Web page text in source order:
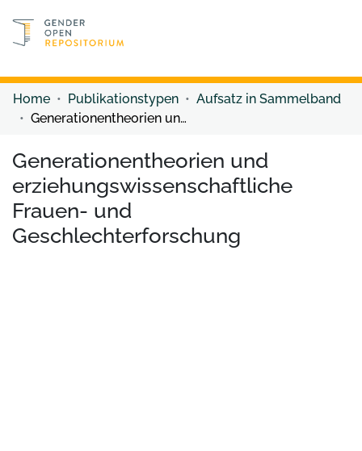
Discover content
Home Publikationstypen
Aufsatz in Sammelband
Generationentheorien und erziehungswissenschaftliche Frauen- und Geschlechterforschung
Generationentheorien und
erziehungswissenschaftliche
Frauen- und
Geschlechterforschung